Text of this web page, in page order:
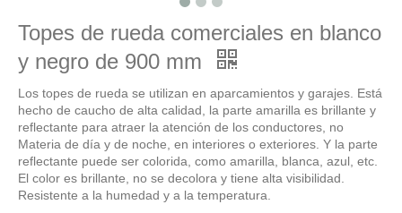
Topes de rueda comerciales en blanco
y negro de 900 mm
Los topes de rueda se utilizan en aparcamientos y garajes. Está
hecho de caucho de alta calidad, la parte amarilla es brillante y
reflectante para atraer la atención de los conductores, no
Materia de día y de noche, en interiores o exteriores. Y la parte
reflectante puede ser colorida, como amarilla, blanca, azul, etc.
El color es brillante, no se decolora y tiene alta visibilidad.
Resistente a la humedad y a la temperatura.